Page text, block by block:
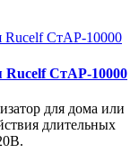
Rucelf СтАР-10000
для дома или
длительных